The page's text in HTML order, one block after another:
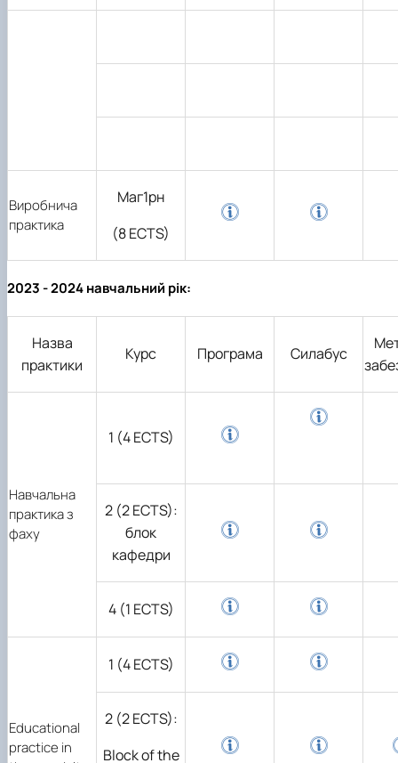
Виробнича
практика
Маг1рн
(8 ECTS)
2023 - 2024 навчальний рік:
Назва
практики
Курс Програма Силабус
Навчальна
практика з
фаху
1 (4 ECTS)
2 (2 ECTS):
блок
кафедри
4 (1 ECTS)
Educational
practice in
1 (4 ECTS)
2 (2 ECTS):
Block of the